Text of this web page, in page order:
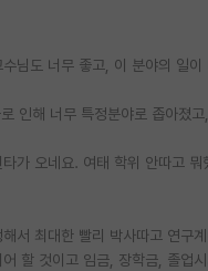
님도 너무 좋고, 이 분야의 일
인해 너무 특정분야로 좁아졌
가 오네요. 여태 학위 안따고
서 최대한 빨리 박사따고 연구
할 것이고 임금, 장학금, 졸업